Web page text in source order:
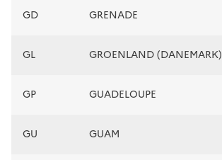
GD GRENADE
GL GROENLAND (DANEMARK)
GP GUADELOUPE
GU GUAM